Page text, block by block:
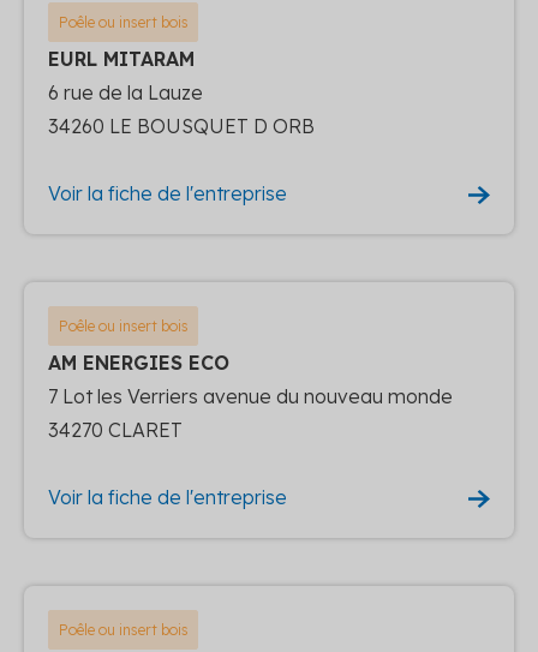
Poêle ou insert bois
EURL MITARAM
6 rue de la Lauze
34260 LE BOUSQUET D ORB
Voir la fiche de l'entreprise
Poêle ou insert bois
AM ENERGIES ECO
7 Lot les Verriers avenue du nouveau monde
34270 CLARET
Voir la fiche de l'entreprise
Poêle ou insert bois